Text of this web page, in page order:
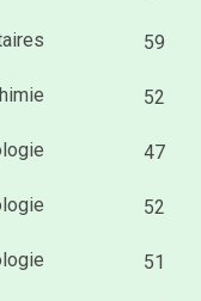
59
52
47
52
51